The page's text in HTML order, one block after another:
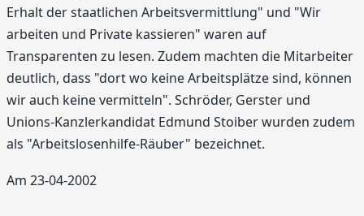
Erhalt der staatlichen Arbeitsvermittlung" und "Wir
arbeiten und Private kassieren" waren auf
Transparenten zu lesen. Zudem machten die Mitarbeiter
deutlich, dass "dort wo keine Arbeitsplätze sind, können
wir auch keine vermitteln". Schröder, Gerster und
Unions-Kanzlerkandidat Edmund Stoiber wurden zudem
als "Arbeitslosenhilfe-Räuber" bezeichnet.
Am 23-04-2002